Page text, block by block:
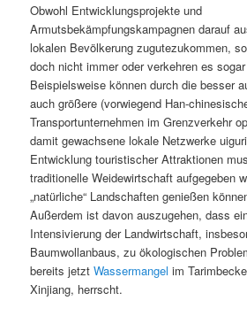
Obwohl Entwicklungsprojekte und
Armutsbekämpfungskampagnen darauf
lokalen Bevölkerung zugutezukommen,
doch nicht immer oder verkehren es
Beispielsweise können durch die besser
auch größere (vorwiegend Han-
Transportunternehmen im Grenzverkehr
damit gewachsene lokale Netzwerke
Entwicklung touristischer Attraktionen
traditionelle Weidewirtschaft aufgegeben
„natürliche“ Landschaften genießen
Außerdem ist davon auszugehen, dass
Intensivierung der Landwirtschaft,
Baumwollanbaus, zu ökologischen
bereits jetztWassermangel im
Xinjiang, herrscht.